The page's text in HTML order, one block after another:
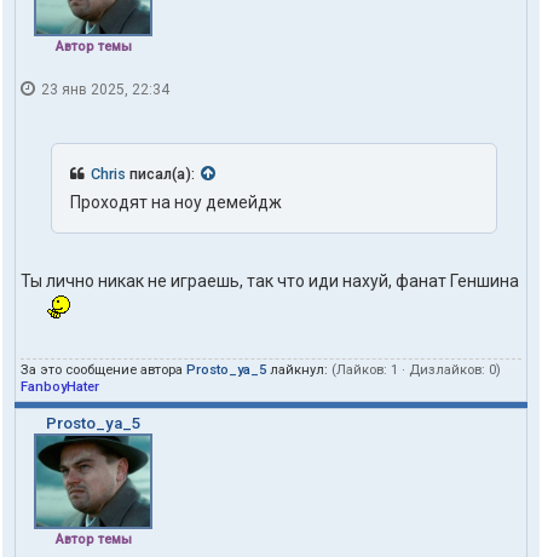
Автор темы
23 янв 2025, 22:34
Chris писал(а):
Проходят на ноу демейдж
Ты лично никак не играешь, так что иди нахуй, фанат Геншина
За это сообщение автора Prosto_ya_5 лайкнул: (Лайков: 1 · Дизлайков: 0)
FanboyHater
Prosto_ya_5
Автор темы